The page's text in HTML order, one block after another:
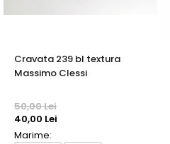
Cravata 239 bl textura
Massimo Clessi
50,00 Lei
40,00 Lei
Marime: